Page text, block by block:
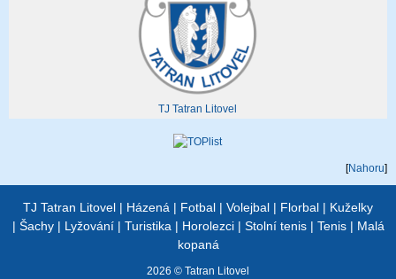
TJ Tatran Litovel
[Nahoru]
TJ Tatran Litovel | Házená | Fotbal | Volejbal | Florbal | Kuželky
| Šachy| Lyžování| Turistika | Horolezci| Stolní tenis| Tenis| Malá
kopaná
2026 © Tatran Litovel